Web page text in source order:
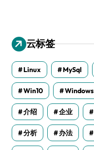
云标签
Linux MySql
Win10 Windows
介绍 企业
分析 办法